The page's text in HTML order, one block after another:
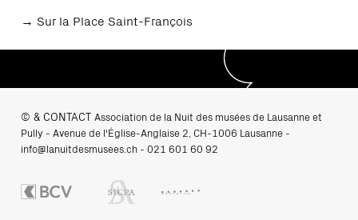
→ Sur la Place Saint-François
© & CONTACT Association de la Nuit des musées de Lausanne et
Pully - Avenue de l'Église-Anglaise 2, CH-1006 Lausanne -
info@lanuitdesmusees.ch- 021 601 60 92